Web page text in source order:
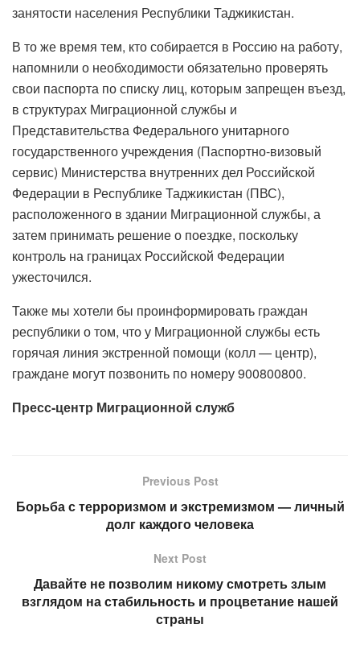
занятости населения Республики Таджикистан.
В то же время тем, кто собирается в Россию на работу,
напомнили о необходимости обязательно проверять
свои паспорта по списку лиц, которым запрещен въезд,
в структурах Миграционной службы и
Представительства Федерального унитарного
государственного учреждения (Паспортно-визовый
сервис) Министерства внутренних дел Российской
Федерации в Республике Таджикистан (ПВС),
расположенного в здании Миграционной службы, а
затем принимать решение о поездке, поскольку
контроль на границах Российской Федерации
ужесточился.
Также мы хотели бы проинформировать граждан
республики о том, что у Миграционной службы есть
горячая линия экстренной помощи (колл — центр),
граждане могут позвонить по номеру 900800800.
Пресс-центр Миграционной служб
Previous Post
Борьба с терроризмом и экстремизмом — личный
долг каждого человека
Next Post
Давайте не позволим никому смотреть злым
взглядом на стабильность и процветание нашей
страны